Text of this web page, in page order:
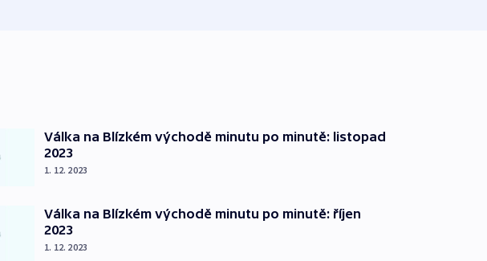
Válka na Blízkém východě minutu po minutě: listopad
2023
1. 12. 2023
Válka na Blízkém východě minutu po minutě: říjen
2023
1. 12. 2023